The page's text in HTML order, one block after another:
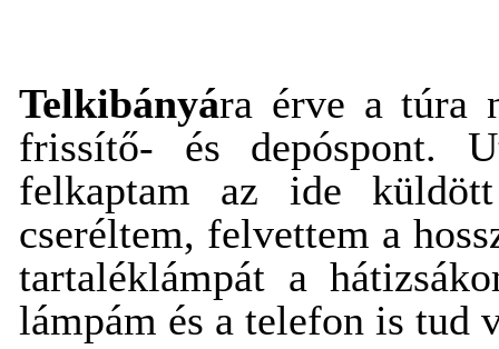
Telkibányára érve a túra
frissítő- és depóspont.
felkaptam az ide
cseréltem, felvettem a
tartaléklámpát a
lámpám és a telefon is tud